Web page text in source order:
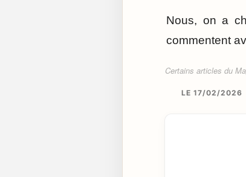
Nous, on a
commentent
Certains articles du
LE 17/02/2026